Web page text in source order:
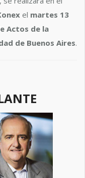
el martes 13
Actos de la
de Buenos Aires.